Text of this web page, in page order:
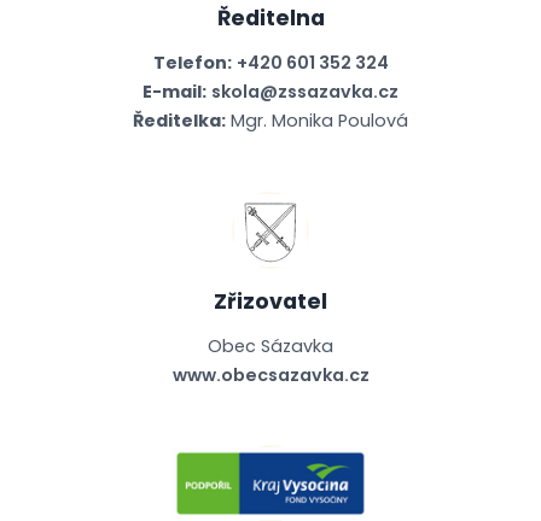
Ředitelna
Telefon: +420 601 352 324
E-mail: skola@zssazavka.cz
Ředitelka: Mgr. Monika Poulová
Zřizovatel
Obec Sázavka
www.obecsazavka.cz